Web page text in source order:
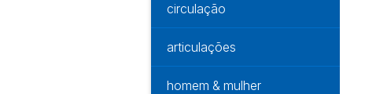
circulação
articulações
homem & mulher